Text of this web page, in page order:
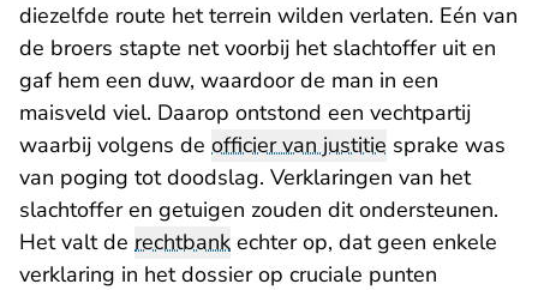
diezelfde route het terrein wilden verlaten. Eén van
de broers stapte net voorbij het slachtoffer uit en
gaf hem een duw, waardoor de man in een
maisveld viel. Daarop ontstond een vechtpartij
waarbij volgens de officier van justitie sprake was
van poging tot doodslag. Verklaringen van het
slachtoffer en getuigen zouden dit ondersteunen.
Het valt de rechtbank echter op, dat geen enkele
verklaring in het dossier op cruciale punten